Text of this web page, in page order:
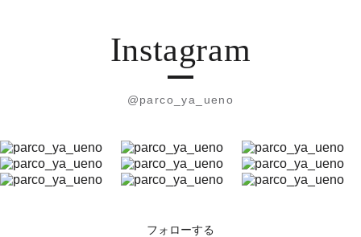
Instagram
@parco_ya_ueno
フォローする